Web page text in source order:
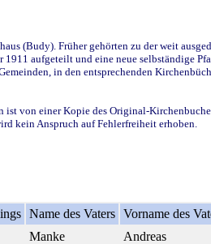
(Budy). Früher gehörten zu der weit
aufgeteilt und eine neue selbständige
in den entsprechenden
von einer Kopie des Original-
kein Anspruch auf Fehlerfreiheit erhoben.
Name des Vaters Vorname des
Manke Andreas